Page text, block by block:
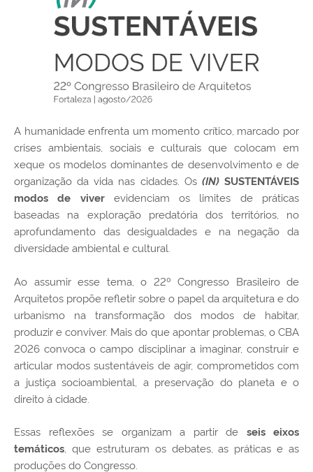
A humanidade enfrenta um momento crítico, marcado por
crises ambientais, sociais e culturais que colocam em
xeque os modelos dominantes de desenvolvimento e de
organização da vida nas cidades. Os (IN)SUSTENTÁVEIS
modos de viverevidenciam os limites de práticas
baseadas na exploração predatória dos territórios, no
aprofundamento das desigualdades e na negação da
diversidade ambiental e cultural.
Ao assumir esse tema, o 22º Congresso Brasileiro de
Arquitetos propõe refletir sobre o papel da arquitetura e do
urbanismo na transformação dos modos de habitar,
produzir e conviver. Mais do que apontar problemas, o CBA
2026 convoca o campo disciplinar a imaginar, construir e
articular modos sustentáveis de agir, comprometidos com
a justiça socioambiental, a preservação do planeta e o
direito à cidade.
Essas reflexões se organizam a partir de seis eixos
temáticos , que estruturam os debates, as práticas e as
produções do Congresso.